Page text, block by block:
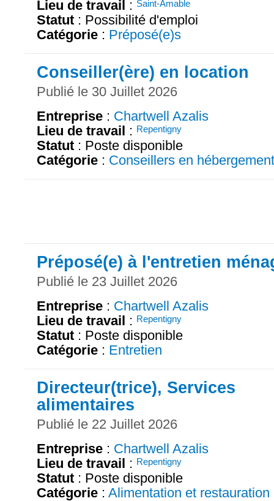
Lieu de travail : Saint-Amable
Statut : Possibilité d'emploi
Catégorie : Préposé(e)s
Conseiller(ère) en location
Publié le 30 Juillet 2026
Entreprise : Chartwell Azalis
Lieu de travail : Repentigny
Statut : Poste disponible
Catégorie : Conseillers en hébergement
Préposé(e) à l'entretien
Publié le 23 Juillet 2026
Entreprise : Chartwell Azalis
Lieu de travail : Repentigny
Statut : Poste disponible
Catégorie : Entretien
Directeur(trice), Services
alimentaires
Publié le 22 Juillet 2026
Entreprise : Chartwell Azalis
Lieu de travail : Repentigny
Statut : Poste disponible
Catégorie : Alimentation et restauration